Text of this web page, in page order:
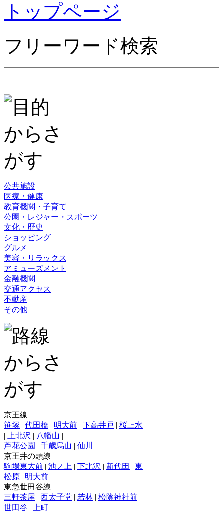
トップページ
フリーワード検索
公共施設
医療・健康
教育機関・子育て
公園・レジャー・スポーツ
文化・歴史
ショッピング
グルメ
美容・リラックス
アミューズメント
金融機関
交通アクセス
不動産
その他
京王線
笹塚 | 代田橋 | 明大前 | 下高井戸 | 桜上水
|
上北沢 | 八幡山 |
芦花公園 | 千歳烏山 | 仙川
京王井の頭線
駒場東大前 | 池ノ上 | 下北沢 | 新代田 | 東
松原 | 明大前
東急世田谷線
三軒茶屋 | 西太子堂 | 若林 | 松陰神社前 |
世田谷 | 上町 |